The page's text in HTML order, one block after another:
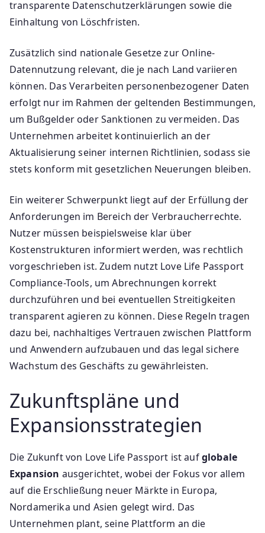
transparente Datenschutzerklärungen sowie die
Einhaltung von Löschfristen.
Zusätzlich sind nationale Gesetze zur Online-
Datennutzung relevant, die je nach Land variieren
können. Das Verarbeiten personenbezogener Daten
erfolgt nur im Rahmen der geltenden Bestimmungen,
um Bußgelder oder Sanktionen zu vermeiden. Das
Unternehmen arbeitet kontinuierlich an der
Aktualisierung seiner internen Richtlinien, sodass sie
stets konform mit gesetzlichen Neuerungen bleiben.
Ein weiterer Schwerpunkt liegt auf der Erfüllung der
Anforderungen im Bereich der Verbraucherrechte.
Nutzer müssen beispielsweise klar über
Kostenstrukturen informiert werden, was rechtlich
vorgeschrieben ist. Zudem nutzt Love Life Passport
Compliance-Tools, um Abrechnungen korrekt
durchzuführen und bei eventuellen Streitigkeiten
transparent agieren zu können. Diese Regeln tragen
dazu bei, nachhaltiges Vertrauen zwischen Plattform
und Anwendern aufzubauen und das legal sichere
Wachstum des Geschäfts zu gewährleisten.
Zukunftspläne und
Expansionsstrategien
Die Zukunft von Love Life Passport ist aufglobale
Expansion ausgerichtet, wobei der Fokus vor allem
auf die Erschließung neuer Märkte in Europa,
Nordamerika und Asien gelegt wird. Das
Unternehmen plant, seine Plattform an die